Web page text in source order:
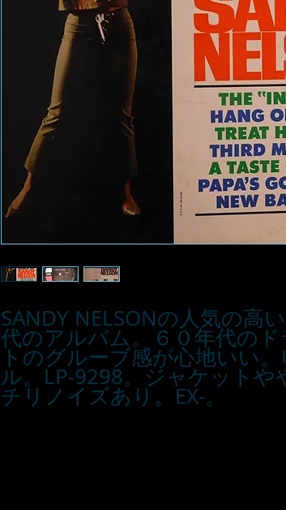
SANDY NELSONの人気の高
代のアルバム。６０年代の
トのグルーブ感が心地いい
ル。LP-9298。ジャケットや
チリノイズあり。EX-。